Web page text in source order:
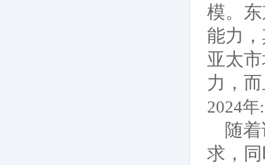
模。
能力
亚太
力，
2024
随
求，